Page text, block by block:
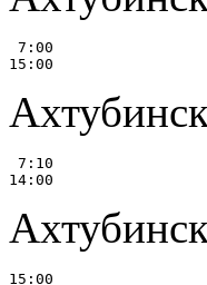
7:00
7:10